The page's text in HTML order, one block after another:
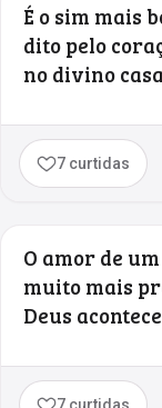
É o sim mais
dito pelo
no divino
7 curtidas
O amor de
muito mais
Deus
7 curtidas